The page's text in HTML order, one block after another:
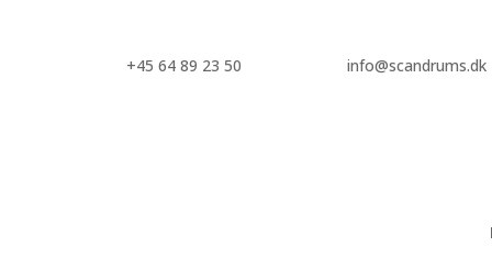
+45 64 89 23 50 info@scandrums.dk